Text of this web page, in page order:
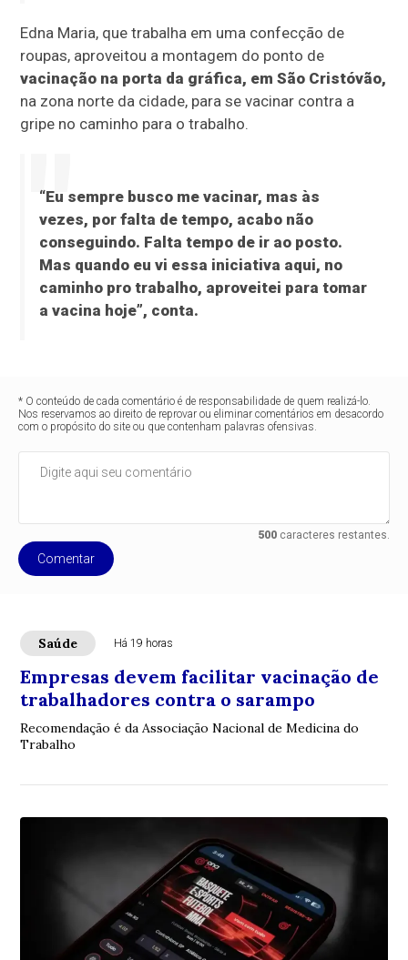
Edna Maria, que trabalha em uma confecção de
roupas, aproveitou a montagem do ponto de
vacinação na porta da gráfica, em São Cristóvão,
na zona norte da cidade, para se vacinar contra a
gripe no caminho para o trabalho.
“Eu sempre busco me vacinar, mas às
vezes, por falta de tempo, acabo não
conseguindo. Falta tempo de ir ao posto.
Mas quando eu vi essa iniciativa aqui, no
caminho pro trabalho, aproveitei para tomar
a vacina hoje”, conta.
* O conteúdo de cada comentário é de responsabilidade de quem realizá-lo.
Nos reservamos ao direito de reprovar ou eliminar comentários em desacordo
com o propósito do site ou que contenham palavras ofensivas.
500caracteres restantes.
Comentar
Saúde Há 19 horas
Empresas devem facilitar vacinação de
trabalhadores contra o sarampo
Recomendação é da Associação Nacional de Medicina do
Trabalho